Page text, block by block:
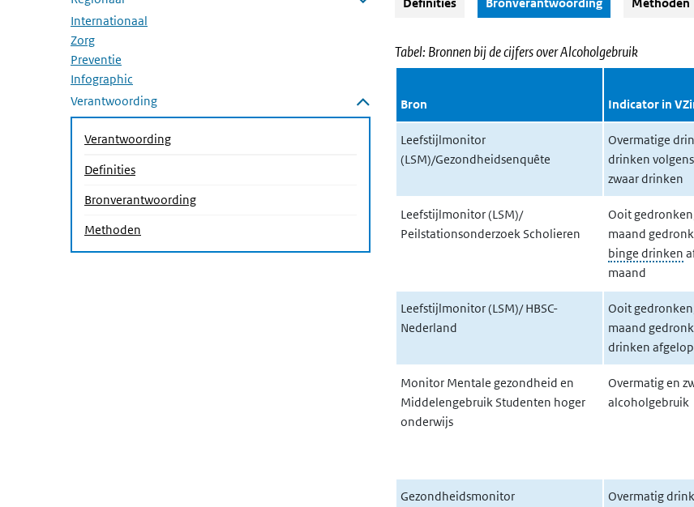
Submenu openen
Internationaal
Zorg
Preventie
Infographic
Verantwoording
Submenu sluiten
Verantwoording
Definities
Bronverantwoording(Actieve pagina)
Methoden
Tabel: Bronnen bij de cijfers over Alcoholgebruik
Bron Indicator in
Leefstijlmonitor
(LSM)/Gezondheidsenquête
Overmatige
drinken
zwaar drinken
Leefstijlmonitor (LSM)/
Peilstationsonderzoek Scholieren
Ooit
maand
binge drinken
maand
Leefstijlmonitor (LSM)/ HBSC-
Nederland
Ooit
maand
drinken
Monitor Mentale gezondheid en
Middelengebruik Studenten hoger
onderwijs
Overmatig en
alcoholgebruik
Gezondheidsmonitor
Overmatig